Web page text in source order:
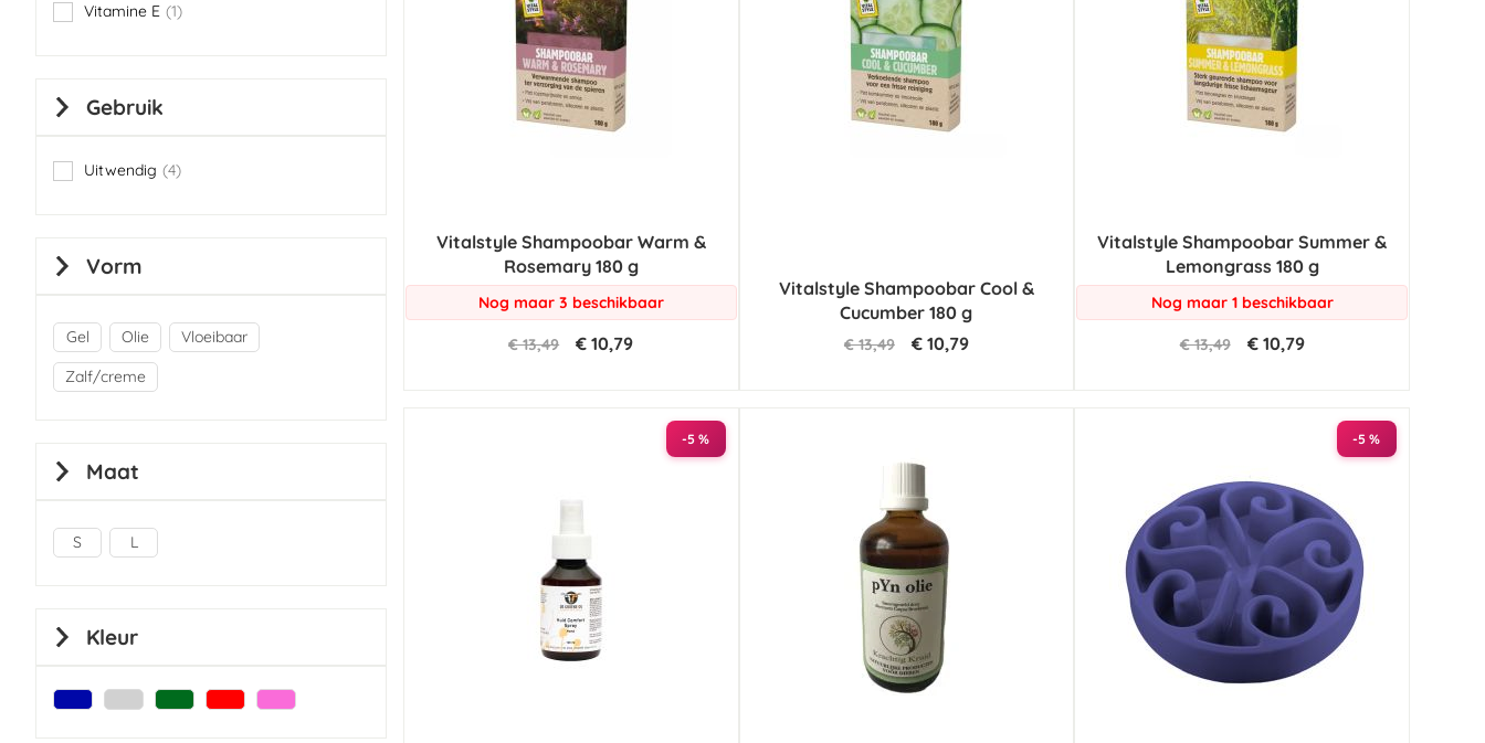
Vitalstyle Shampoobar Warm &
Rosemary 180 g
Nog maar 3 beschikbaar
€ 13,49 € 10,79
Vitalstyle Shampoobar Cool &
Cucumber 180 g
€ 13,49 € 10,79
Vitalstyle Shampoobar Summer &
Lemongrass 180 g
Nog maar 1 beschikbaar
€ 13,49 € 10,79
-5 % -5 %
Vitamine E 1
item
Gebruik
Uitwendig 4
items
Vorm
Gel Olie
Vloeibaar
Zalf/creme
Maat
S L
Kleur